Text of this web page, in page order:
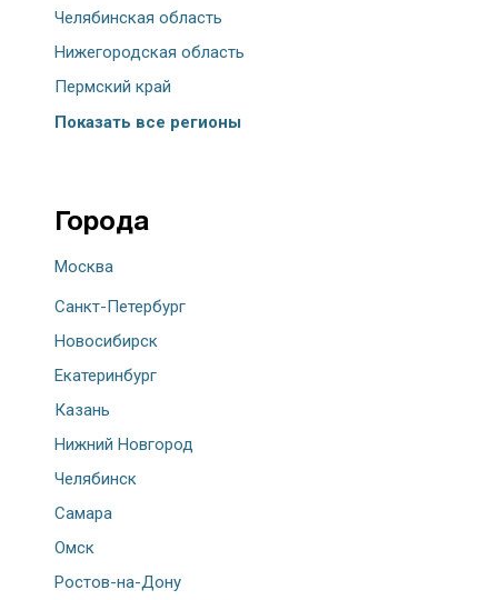
Челябинская область
Нижегородская область
Пермский край
Показать все регионы
Города
Москва
Санкт-Петербург
Новосибирск
Екатеринбург
Казань
Нижний Новгород
Челябинск
Самара
Омск
Ростов-на-Дону